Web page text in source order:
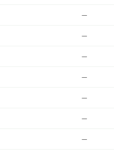
—
—
—
—
—
—
—